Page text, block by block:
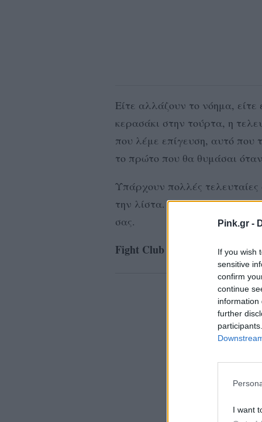
Pink.gr -
If you wish
sensitive
confirm
continue
information
further
I want
Είτε αλλάζουν το νόημα,
κερασάκι στην τούρτα, η
που λέμε επίγευση, αυτό που
το πρώτο που θα θυμάσαι
Υπάρχουν πολλές
την λίστα. Βρήκαμε πάντως
σας.
Fight Club (1999)